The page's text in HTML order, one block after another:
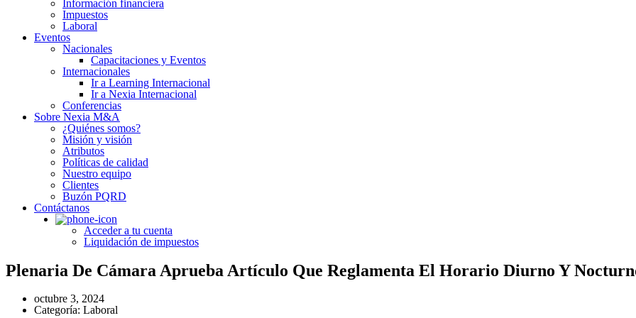
Información financiera
Impuestos
Laboral
Eventos
Nacionales
Capacitaciones y Eventos
Internacionales
Ir a Learning Internacional
Ir a Nexia Internacional
Conferencias
Sobre Nexia M&A
¿Quiénes somos?
Misión y visión
Atributos
Políticas de calidad
Nuestro equipo
Clientes
Buzón PQRD
Contáctanos
Acceder a tu cuenta
Liquidación de impuestos
Plenaria De Cámara Aprueba Artículo Que Reglamenta El Horario Diurno Y
octubre 3, 2024
Categoría: Laboral